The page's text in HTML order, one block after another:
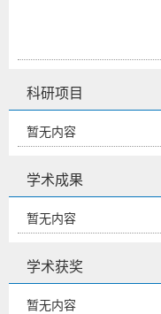
科研项目
暂无内容
学术成果
暂无内容
学术获奖
暂无内容